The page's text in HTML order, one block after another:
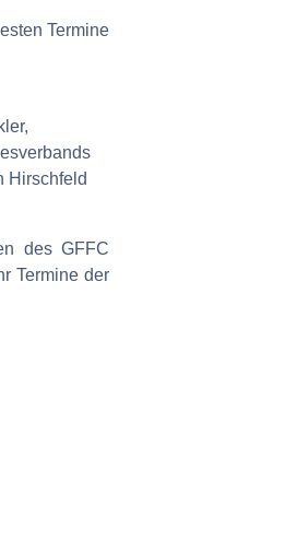
Termine
Hirschfeld
des GFFC
Termine der